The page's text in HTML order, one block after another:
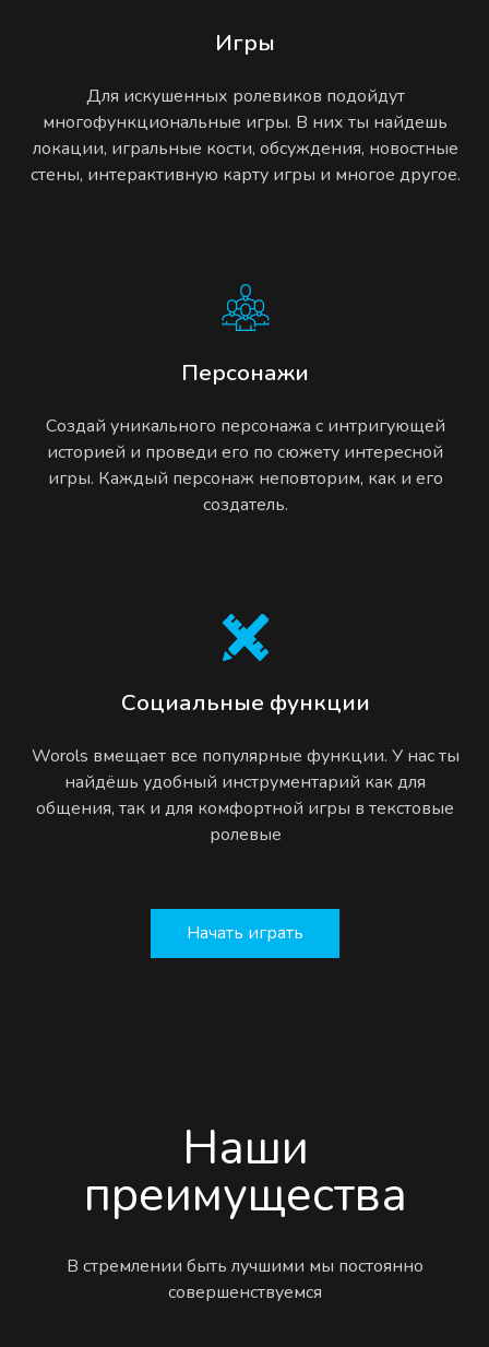
Игры
Для искушенных ролевиков подойдут
многофункциональные игры. В них ты найдешь
локации, игральные кости, обсуждения, новостные
стены, интерактивную карту игры и многое другое.
Персонажи
Создай уникального персонажа с интригующей
историей и проведи его по сюжету интересной
игры. Каждый персонаж неповторим, как и его
создатель.
Социальные функции
Worols вмещает все популярные функции. У нас ты
найдёшь удобный инструментарий как для
общения, так и для комфортной игры в текстовые
ролевые
Начать играть
Наши
преимущества
В стремлении быть лучшими мы постоянно
совершенствуемся